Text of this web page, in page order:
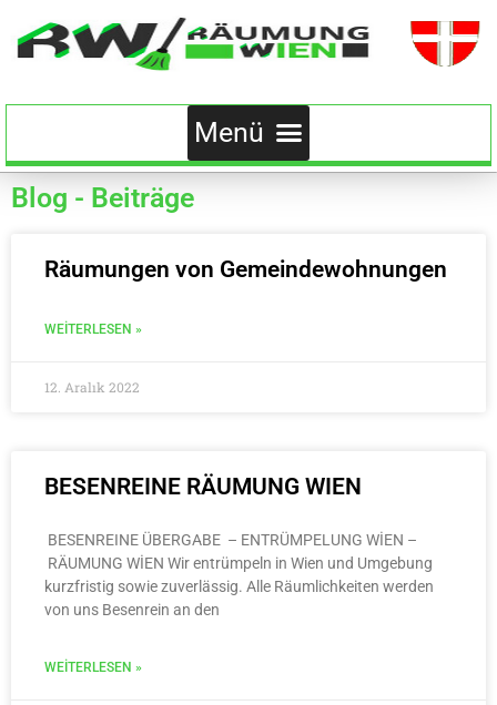
Blog - Beiträge
Räumungen von Gemeindewohnungen
WEITERLESEN »
12. Aralık 2022
BESENREINE RÄUMUNG WIEN
BESENREINE ÜBERGABE – ENTRÜMPELUNG WİEN –
RÄUMUNG WİEN Wir entrümpeln in Wien und Umgebung
kurzfristig sowie zuverlässig. Alle Räumlichkeiten werden
von uns Besenrein an den
WEITERLESEN »